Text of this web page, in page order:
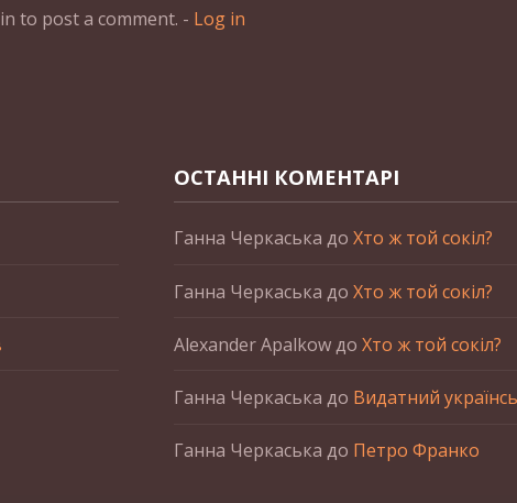
to post a comment. - Log in
ОСТАННІ КОМЕНТАРІ
Ганна Черкаська до Хто ж той сокіл?
Ганна Черкаська до Хто ж той сокіл?
Alexander Apalkowдо Хто ж той сокіл?
Ганна Черкаська до Видатний
Ганна Черкаська до Петро Франко